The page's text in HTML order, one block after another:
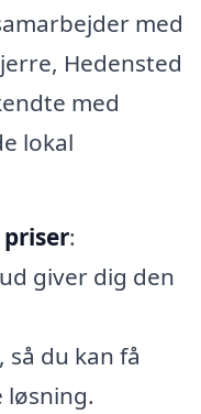
med
Hedensted
med
lokal
:
giver dig den
du kan få
løsning.